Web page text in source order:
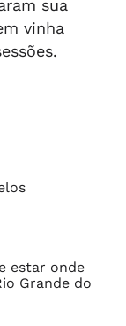
sua
vinha
estar onde
Grande do